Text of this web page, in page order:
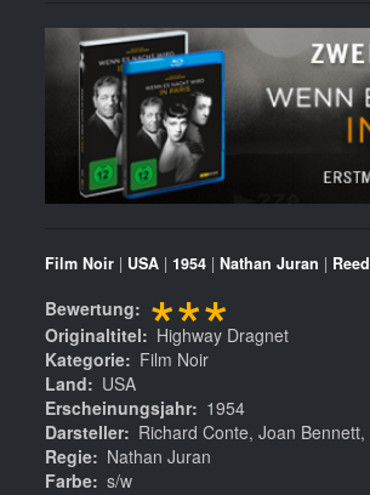
Film Noir | USA | 1954 | Nathan Juran |
Bewertung ***
Originaltitel
Highway Dragnet
Kategorie
Film Noir
Land
USA
Erscheinungsjahr
1954
Darsteller
Richard Conte, Joan
Regie
Nathan Juran
Farbe s/w